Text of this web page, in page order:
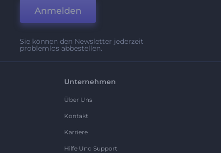
Anmelden
Sie können den Newsletter jederzeit
problemlos abbestellen.
Unternehmen
Über Uns
Kontakt
Karriere
Hilfe Und Support